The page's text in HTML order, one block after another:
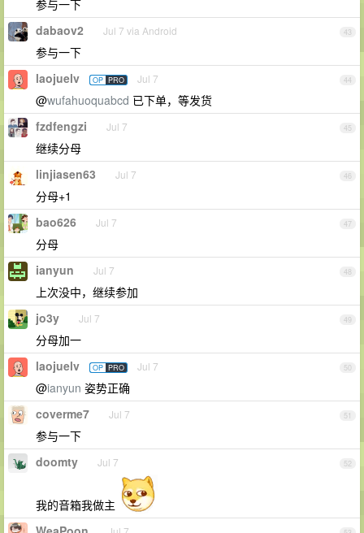
参与一下
43
dabaov2 Jul 7 via Android
参与一下
44
laojuelv OP PRO Jul 7
@wufahuoquabcd 已下单，等发货
45
fzdfengzi Jul 7
继续分母
46
linjiasen63 Jul 7
分母+1
47
bao626 Jul 7
分母
48
ianyun Jul 7
上次没中，继续参加
49
jo3y Jul 7
分母加一
50
laojuelv OP PRO Jul 7
@ianyun 姿势正确
51
coverme7 Jul 7
参与一下
52
doomty Jul 7
我的音箱我做主